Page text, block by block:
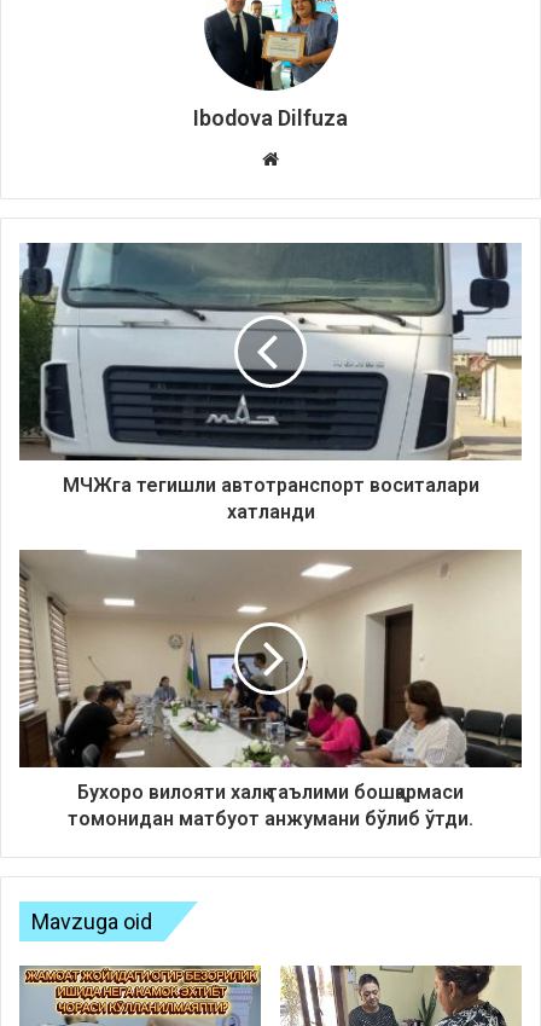
Ibodova Dilfuza
Website
МЧЖга тегишли автотранспорт воситалари
хатланди
Бухоро вилояти халқ таълими бошқармаси
томонидан матбуот анжумани бўлиб ўтди.
Mavzuga oid